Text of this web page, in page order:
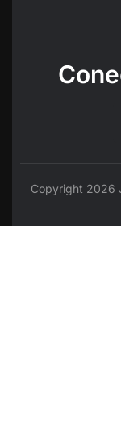
Copyright 2026